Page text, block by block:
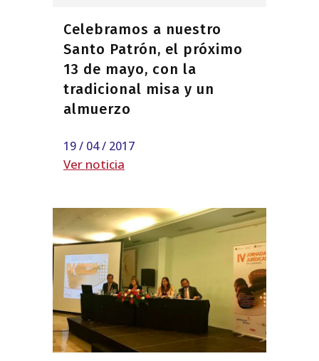
Celebramos a nuestro
Santo Patrón, el próximo
13 de mayo, con la
tradicional misa y un
almuerzo
19 / 04 / 2017
Ver noticia